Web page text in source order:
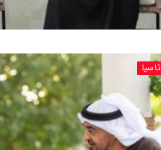
ئاسیا